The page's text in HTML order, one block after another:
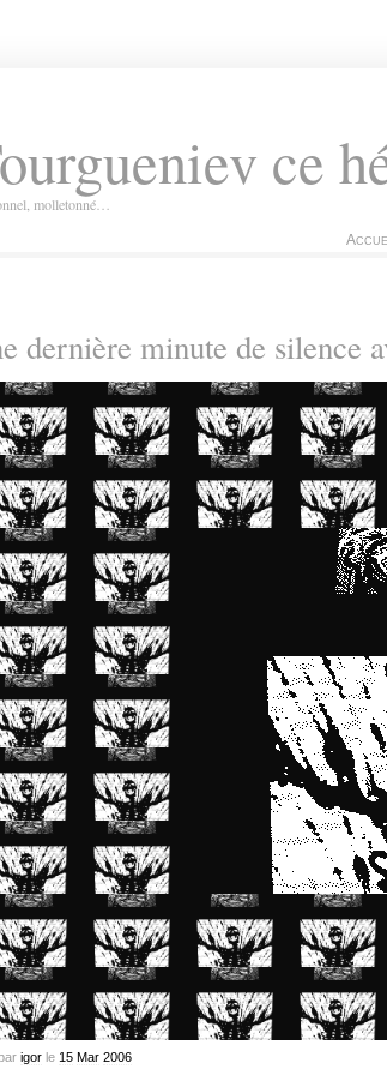
ce
molletonné…
dernière minute de silence
igorle 15 Mar 2006